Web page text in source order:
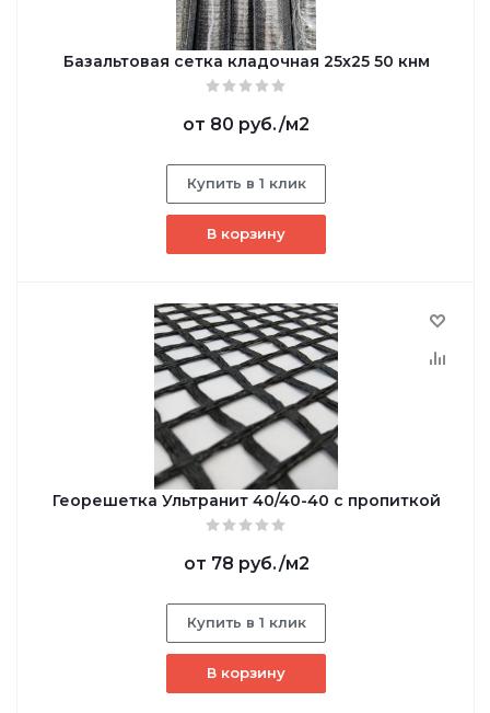
Базальтовая сетка кладочная 25х25 50 кнм
от 80 руб./м2
Купить в 1 клик
В корзину
Георешетка Ультранит 40/40-40 с пропиткой
от 78 руб./м2
Купить в 1 клик
В корзину